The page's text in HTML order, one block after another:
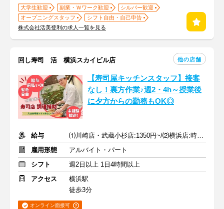
大学生歓迎 副業・Ｗワーク歓迎
シルバー歓迎
オープニングスタッフ
シフト自由・自己申告
株式会社活美登利の求人一覧を見る
回し寿司 活 横浜スカイビル店 他の店舗
【寿司屋キッチンスタッフ】接客
なし！裏方作業♪週2・4h～授業後
に夕方からの勤務もOK◎
給与
⑴川崎店・武蔵小杉店:1350円~/⑵横浜店:時給1300円~+土日50円UP
雇用形態
アルバイト・パート
シフト
週2日以上 1日4時間以上
アクセス
横浜駅
徒歩3分
オンライン面接可